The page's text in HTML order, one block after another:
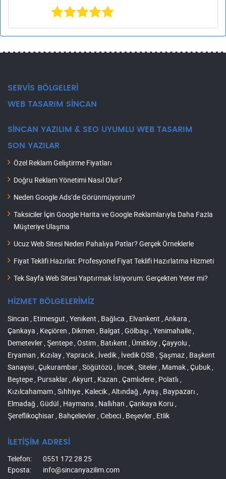
SERVİS BÖLGELERİ
WEB TASARIM SİNCAN
SİNCAN YAZILIM & SEO UYUMLU WEB TASARIM
SON YAZILAR
Özel Reklam Geliştirme Fiyatları
Doğru Reklam Yönetimi Nasıl Olur?
Neden Google Ads’de Görünmüyorum?
Taksiciler İçin Google Harita ve Google Reklamlarıyla Daha Fazla
Müşteriye Ulaşma
Ucuz Web Sitesi Neden Pahalıya Patlar? Gerçek Örneklerle
Fiyat Teklifi Hazırlat: Profesyonel Fiyat Teklifi Hazırlatma Hizmeti
Tek Sayfa Web Sitesi Yaptırmak İstiyorum: Gerçekten Yeter mi?
HİZMET BÖLGELERİMİZ
Sincan , Etimesgut , Yenikent , Bağlıca , Elvankent , Ankara ,
Çankaya , Keçiören , Dikmen , Balgat , Gölbaşı , Yenimahalle ,
Demetevler , Şentepe , Ostim , Batıkent , Ümitköy , Çayyolu ,
Eryaman , Kızılay , Yapracık , İvedik , İvedik OSB , Şaşmaz , Başkent
Sanayisi , Çukurambar , Söğütözü , İncek , Siteler , Mamak , Çubuk ,
Beştepe , Pursaklar , Akyurt , Kazan , Çamlıdere , Polatlı ,
Kızılcahamam , Sıhhiye , Kalecik , Altındağ , Ayaş , Baypazarı ,
Elmadağ , Güdül , Haymana , Nallıhan , Çankaya Koru ,
Şereflikoçhisar , Bahçelievler , Cebeci , Beşevler , Etlik
İLETİŞİM ADRESİ
Telefon:
0551 172 28 25
Eposta:
info@sincanyazilim.com